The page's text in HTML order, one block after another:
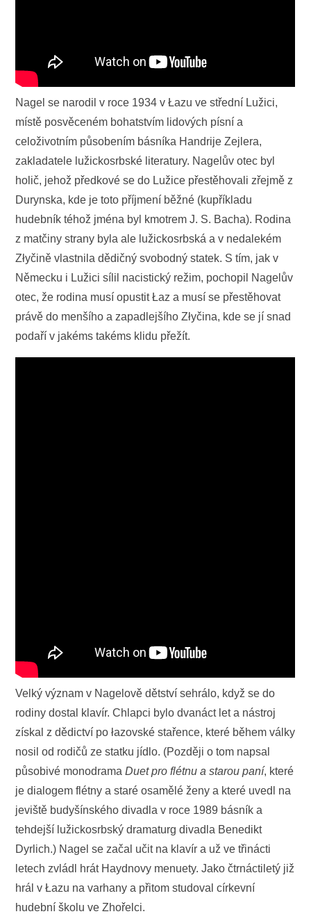
Nagel se narodil v roce 1934 v Łazu ve střední Lužici,
místě posvěceném bohatstvím lidových písní a
celoživotním působením básníka Handrije Zejlera,
zakladatele lužickosrbské literatury. Nagelův otec byl
holič, jehož předkové se do Lužice přestěhovali zřejmě z
Durynska, kde je toto příjmení běžné (kupříkladu
hudebník téhož jména byl kmotrem J. S. Bacha). Rodina
z matčiny strany byla ale lužickosrbská a v nedalekém
Złyčině vlastnila dědičný svobodný statek. S tím, jak v
Německu i Lužici sílil nacistický režim, pochopil Nagelův
otec, že rodina musí opustit Łaz a musí se přestěhovat
právě do menšího a zapadlejšího Złyčina, kde se jí snad
podaří v jakéms takéms klidu přežít.
Velký význam v Nagelově dětství sehrálo, když se do
rodiny dostal klavír. Chlapci bylo dvanáct let a nástroj
získal z dědictví po łazovské stařence, které během války
nosil od rodičů ze statku jídlo. (Později o tom napsal
působivé monodramaDuet pro flétnu a starou paní, které
je dialogem flétny a staré osamělé ženy a které uvedl na
jeviště budyšínského divadla v roce 1989 básník a
tehdejší lužickosrbský dramaturg divadla Benedikt
Dyrlich.) Nagel se začal učit na klavír a už ve třinácti
letech zvládl hrát Haydnovy menuety. Jako čtrnáctiletý již
hrál v Łazu na varhany a přitom studoval církevní
hudební školu ve Zhořelci.